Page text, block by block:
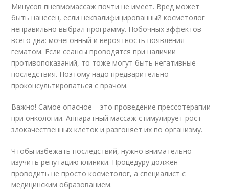
Минусов пневмомассаж почти не имеет. Вред может
быть нанесен, если неквалифицированный косметолог
неправильно выбрал программу. Побочных эффектов
всего два: мочегонный и вероятность появления
гематом. Если сеансы проводятся при наличии
противопоказаний, то тоже могут быть негативные
последствия. Поэтому надо предварительно
проконсультироваться с врачом.
Важно! Самое опасное – это проведение прессотерапии
при онкологии. Аппаратный массаж стимулирует рост
злокачественных клеток и разгоняет их по организму.
Чтобы избежать последствий, нужно внимательно
изучить репутацию клиники. Процедуру должен
проводить не просто косметолог, а специалист с
медицинским образованием.